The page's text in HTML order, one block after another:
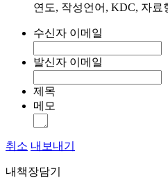
연도, 작성언어, KDC, 자료
수신자 이메일
발신자 이메일
제목
메모
취소 내보내기
내책장담기